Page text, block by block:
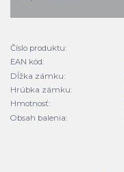
Číslo produktu:
EAN kód:
Dĺžka zámku:
Hrúbka zámku:
Hmotnosť:
Obsah balenia: